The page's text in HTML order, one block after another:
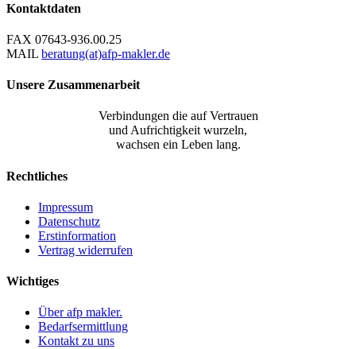
Kontaktdaten
FAX 07643-936.00.25
MAIL beratung(at)afp-makler.de
Unsere Zusammenarbeit
Verbindungen die auf Vertrauen
und Aufrichtigkeit wurzeln,
wachsen ein Leben lang.
Rechtliches
Impressum
Datenschutz
Erstinformation
Vertrag widerrufen
Wichtiges
Über afp makler.
Bedarfsermittlung
Kontakt zu uns